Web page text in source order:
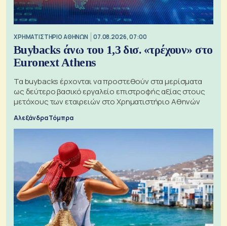
XΡΗΜΑΤΙΣΤΗΡΙΟ ΑΘΗΝΩΝ 07.08.2026, 07:00
Buybacks άνω του 1,3 δισ. «τρέχουν» στο
Euronext Athens
Τα buybacks έρχονται να προστεθούν στα μερίσματα
ως δεύτερο βασικό εργαλείο επιστροφής αξίας στους
μετόχους των εταιρειών στο Χρηματιστήριο Αθηνών
Αλεξάνδρα Τόμπρα